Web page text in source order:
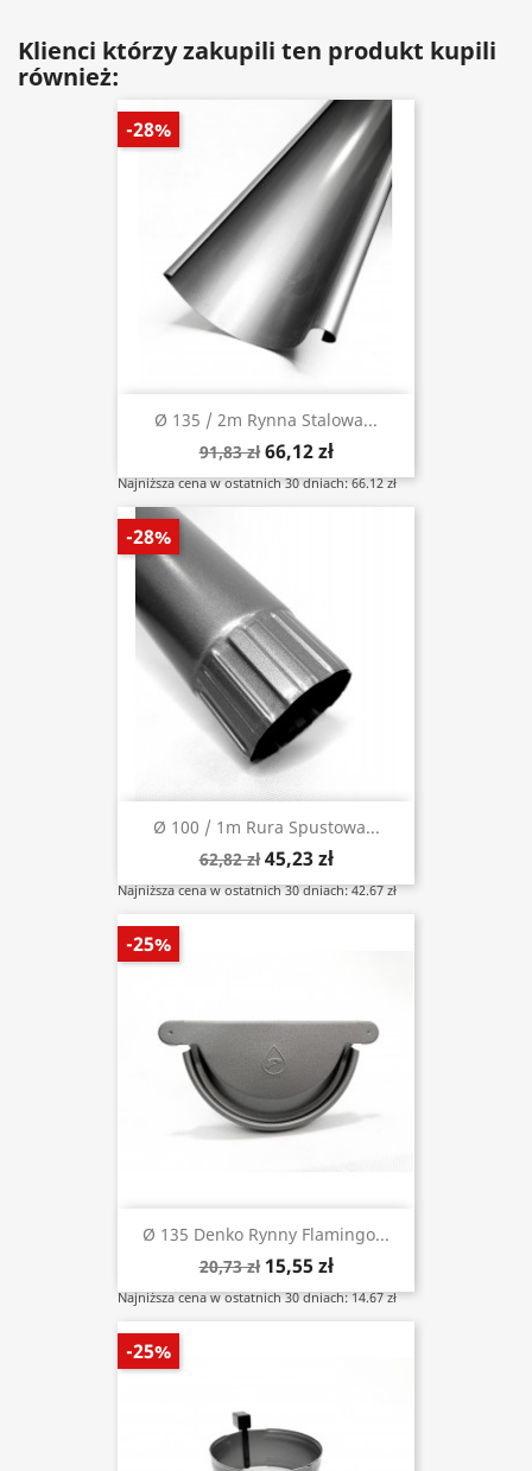
Klienci którzy zakupili ten produkt kupili
również:
Ø 135 / 2m Rynna Stalowa...
91,83 zł 66,12 zł
Najniższa cena w ostatnich 30 dniach: 66.12 zł
-28%
Ø 100 / 1m Rura Spustowa...
62,82 zł 45,23 zł
Najniższa cena w ostatnich 30 dniach: 42.67 zł
-28%
Ø 135 Denko Rynny Flamingo...
20,73 zł 15,55 zł
Najniższa cena w ostatnich 30 dniach: 14.67 zł
-25%
-25%